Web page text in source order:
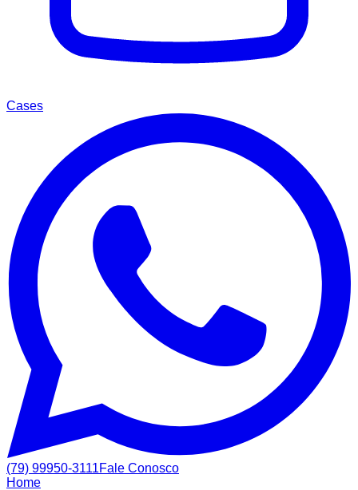
Cases
(79) 99950-3111Fale Conosco
Home